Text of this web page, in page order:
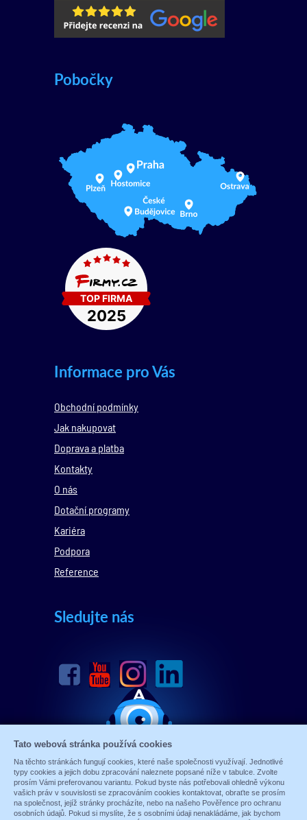
Pobočky
Informace pro Vás
Obchodní podmínky
Jak nakupovat
Doprava a platba
Kontakty
O nás
Dotační programy
Kariéra
Podpora
Reference
Sledujte nás
Tato webová stránka používá cookies
Na těchto stránkách fungují cookies, které naše společnosti využívají. Jednotlivé
typy cookies a jejich dobu zpracování naleznete popsané níže v tabulce. Zvolte
prosím Vámi preferovanou variantu. Pokud byste nás potřebovali ohledně výkonu
vašich práv v souvislosti se zpracováním cookies kontaktovat, obraťte se prosím
na společnost, jejíž stránky procházíte, nebo na našeho Pověřence pro ochranu
osobních údajů. Pokud si myslíte, že s osobními údaji nenakládáme, jak bychom